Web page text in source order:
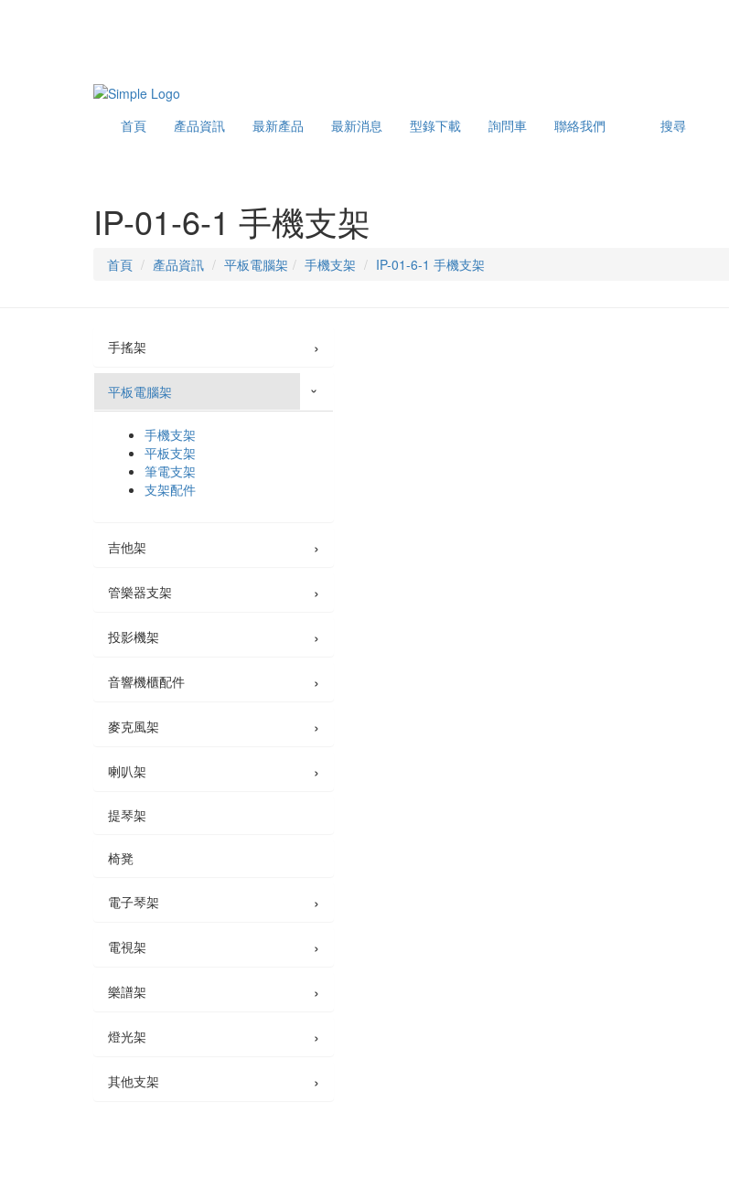
首頁 產品資訊 最新產品 最新消息 型錄下載 詢問車 聯絡我們 搜尋
IP-01-6-1 手機支架
首頁 產品資訊 平板電腦架 手機支架 IP-01-6-1 手機支架
手搖架 ›
平板電腦架 ›
手機支架
平板支架
筆電支架
支架配件
吉他架 ›
管樂器支架 ›
投影機架 ›
音響機櫃配件 ›
麥克風架 ›
喇叭架 ›
提琴架
椅凳
電子琴架 ›
電視架 ›
樂譜架 ›
燈光架 ›
其他支架 ›